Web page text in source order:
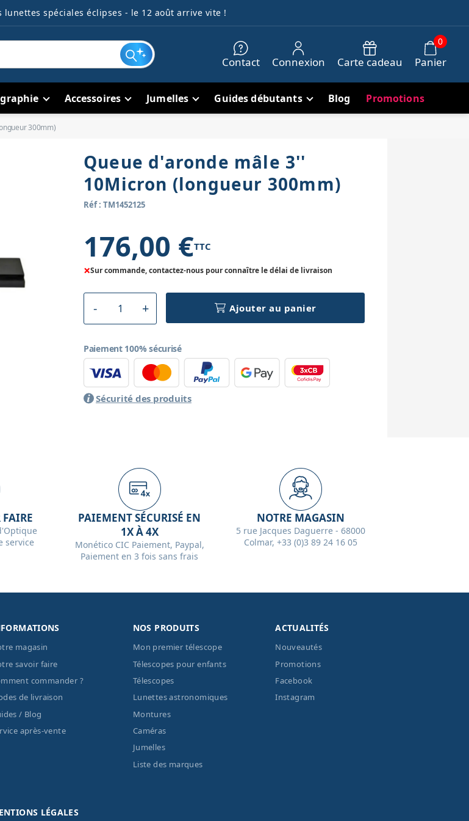
lunettes spéciales éclipses - le 12 août arrive vite !
Contact Connexion Carte cadeau Panier
0
Accessoires Jumelles Guides débutants Blog Promotions
300mm)
Queue d'aronde mâle 3''
10Micron (longueur 300mm)
Réf : TM1452125
176,00 €TTC
×Sur commande, contactez-nous pour connaître le délai de livraison
Ajouter au panier
Paiement 100% sécurisé
Sécurité des produits
FAIRE
service
PAIEMENT SÉCURISÉ EN
1X À 4X
Monético CIC Paiement, Paypal,
Paiement en 3 fois sans frais
NOTRE MAGASIN
5 rue Jacques Daguerre - 68000
Colmar, +33 (0)3 89 24 16 05
magasin
savoir faire
commander ?
de livraison
/ Blog
après-vente
NOS PRODUITS
Mon premier télescope
Télescopes pour enfants
Télescopes
Lunettes astronomiques
Montures
Caméras
Jumelles
Liste des marques
ACTUALITÉS
Nouveautés
Promotions
Facebook
Instagram
LÉGALES